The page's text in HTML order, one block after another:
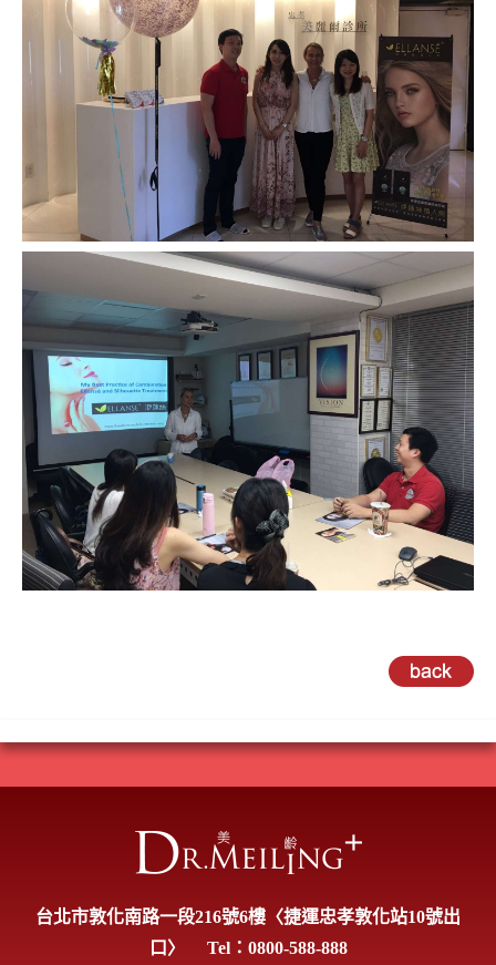
台北市敦化南路一段216號6樓〈捷運忠孝敦化站10號出
口〉
Tel：0800-588-888